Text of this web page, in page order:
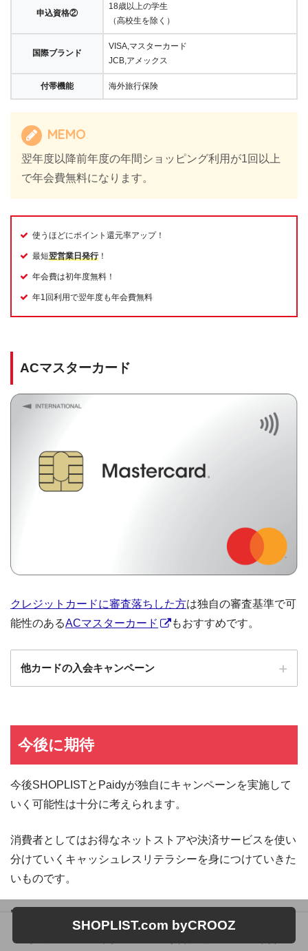
申込資格②
18歳以上の学生
（高校生を除く）
国際ブランド
VISA,マスターカード
JCB,アメックス
付帯機能 海外旅行保険
MEMO
翌年度以降前年度の年間ショッピング利用が1回以上
で年会費無料になります。
使うほどにポイント還元率アップ！
最短翌営業日発行！
年会費は初年度無料！
年1回利用で翌年度も年会費無料
ACマスターカード
クレジットカードに審査落ちした方は独自の審査基準で可
能性のあるACマスターカード もおすすめです。
他カードの入会キャンペーン
エポスカード
au PAYカード au PAYカードの入会キャンペーン
三井住友カード 三井住友カードの入会キャンペーン
VIASOカード
dカード GOLD dカード GOLDの入会キャンペーン
dカード
JCB CARD W JCB CARD Wの入会キャンペーン
今後に期待
今後SHOPLISTとPaidyが独自にキャンペーンを実施して
いく可能性は十分に考えられます。
消費者としてはお得なネットストアや決済サービスを使い
分けていくキャッシュレスリテラシーを身につけていきた
いものです。
NO CASHLESS NO LIFE
SHOPLIST.com byCROOZ